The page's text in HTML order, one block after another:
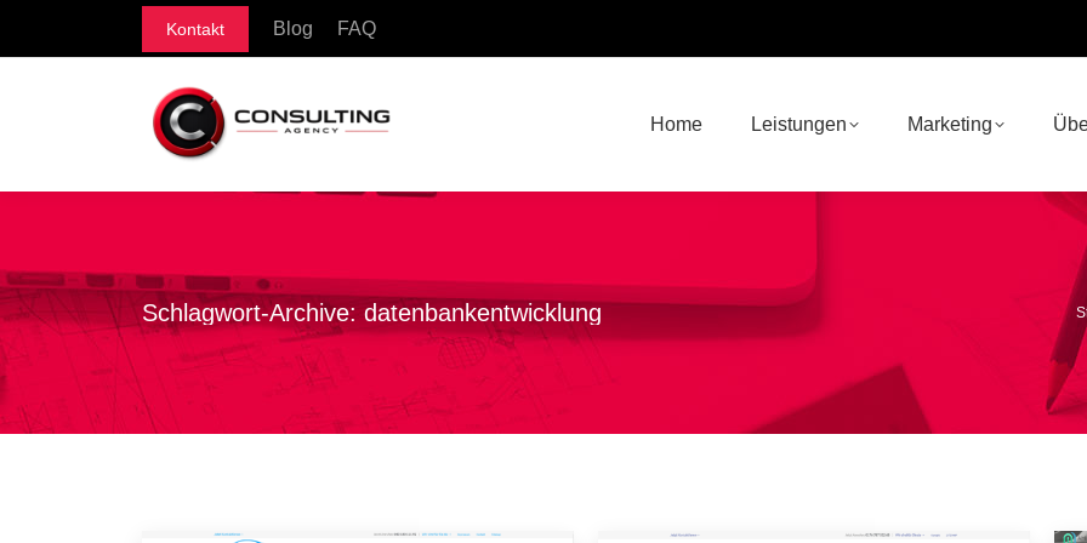
Kontakt Blog FAQ
Home Leistungen Marketing
Schlagwort-Archive:datenbankentwicklung